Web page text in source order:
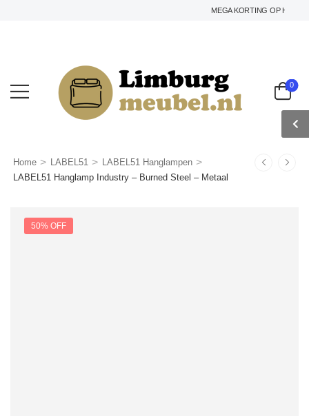
MEGA KORTING OP HET
0
Home > LABEL51 > LABEL51 Hanglampen >
LABEL51 Hanglamp Industry – Burned Steel – Metaal
50% OFF